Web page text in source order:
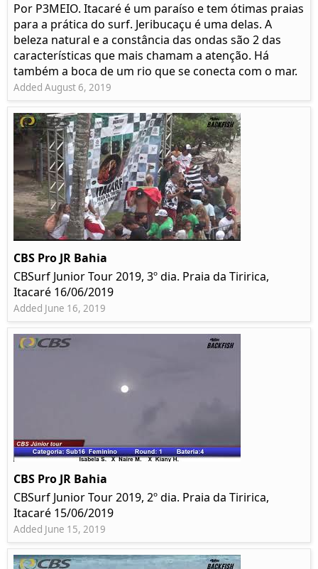
Por P3MEIO. Itacaré é um paraíso e tem ótimas praias
para a prática do surf. Jeribucaçu é uma delas. A
beleza natural e a constância das ondas são 2 das
características que mais chamam a atenção. Há
também a boca de um rio que se conecta com o mar.
Added August 6, 2019
CBS Pro JR Bahia
CBSurf Junior Tour 2019, 3º dia. Praia da Tiririca,
Itacaré 16/06/2019
Added June 16, 2019
CBS Pro JR Bahia
CBSurf Junior Tour 2019, 2º dia. Praia da Tiririca,
Itacaré 15/06/2019
Added June 15, 2019